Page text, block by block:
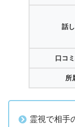
話
口コ
所
霊視で相手